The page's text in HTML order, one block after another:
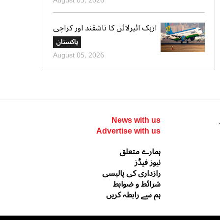
پیش گوئی
ازبک ائیرلائن کا تاشقند اور کراچی
کے درمیان ہفتہ وار 4 براہ راست
پروازوں کا آغاز
پاکستان
August 05, 2026
News with us
Advertise with us
ہمارے متعلق
نیوز فیڈز
رازداری کی پالیسی
شرائط و ضوابط
ہم سے رابطہ کریں